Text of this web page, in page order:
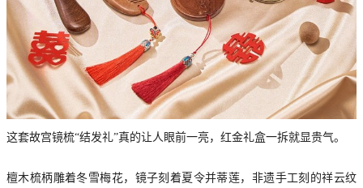
这套故宫镜梳“结发礼”真的让人眼前一亮，红金礼盒一拆就显贵气。
檀木梳柄雕着冬雪梅花，镜子刻着夏令并蒂莲，非遗手工刻的祥云纹